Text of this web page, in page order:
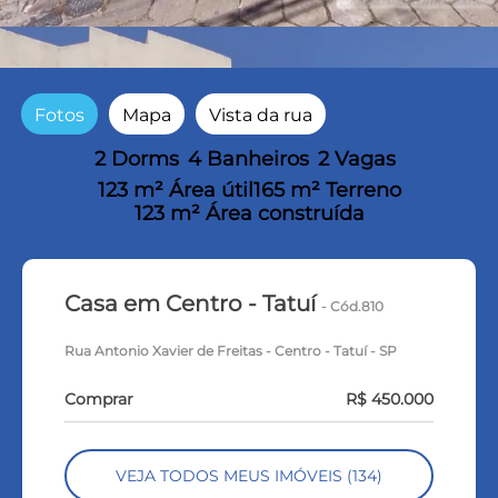
Fotos Mapa Vista da rua
2 Dorms 4 Banheiros 2 Vagas
123 m² Área útil 165 m² Terreno
123 m² Área construída
Casa em Centro - Tatuí- Cód.810
Rua Antonio Xavier de Freitas - Centro - Tatuí - SP
Comprar R$ 450.000
VEJA TODOS MEUS IMÓVEIS (134)